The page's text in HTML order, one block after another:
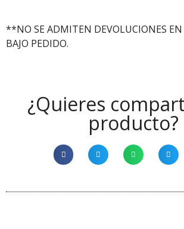
**NO SE ADMITEN DEVOLUCIONES EN
BAJO PEDIDO.
¿Quieres
producto?